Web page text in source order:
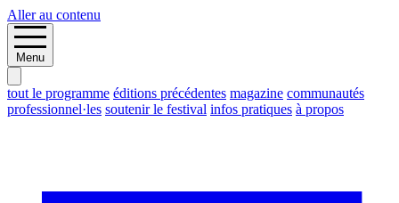
Aller au contenu
Menu
tout le programme éditions précédentes magazine communautés
professionnel·les soutenir le festival infos pratiques à propos